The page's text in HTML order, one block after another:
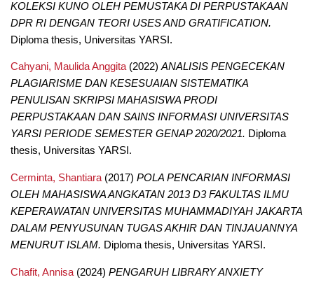
KOLEKSI KUNO OLEH PEMUSTAKA DI PERPUSTAKAAN
DPR RI DENGAN TEORI USES AND GRATIFICATION.
Diploma thesis, Universitas YARSI.
Cahyani, Maulida Anggita(2022)ANALISIS PENGECEKAN
PLAGIARISME DAN KESESUAIAN SISTEMATIKA
PENULISAN SKRIPSI MAHASISWA PRODI
PERPUSTAKAAN DAN SAINS INFORMASI UNIVERSITAS
YARSI PERIODE SEMESTER GENAP 2020/2021. Diploma
thesis, Universitas YARSI.
Cerminta, Shantiara(2017) POLA PENCARIAN INFORMASI
OLEH MAHASISWA ANGKATAN 2013 D3 FAKULTAS ILMU
KEPERAWATAN UNIVERSITAS MUHAMMADIYAH JAKARTA
DALAM PENYUSUNAN TUGAS AKHIR DAN TINJAUANNYA
MENURUT ISLAM. Diploma thesis, Universitas YARSI.
Chafit, Annisa(2024) PENGARUH LIBRARY ANXIETY